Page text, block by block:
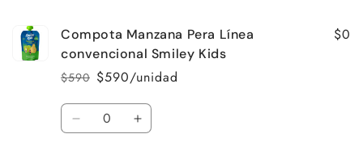
Compota Manzana Pera Línea
convencional Smiley Kids
Precio
habitual
$590
Precio
de
oferta
$590/unidad
$0
Cantidad
Reducir
Aumentar